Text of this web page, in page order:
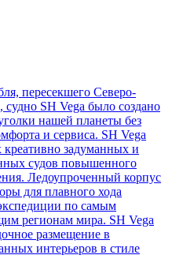
пересекшего Северо-
SH Vega было создано
нашей планеты без
и сервиса. SH Vega
креативно задуманных и
судов повышенного
Ледоупроченный корпус
для плавного хода
по самым
регионам мира. SH Vegа
размещение в
интерьеров в стиле